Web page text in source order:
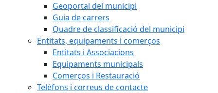
Geoportal del municipi
Guia de carrers
Quadre de classificació del municipi
Entitats, equipaments i comerços
Entitats i Associacions
Equipaments municipals
Comerços i Restauració
Telèfons i correus de contacte